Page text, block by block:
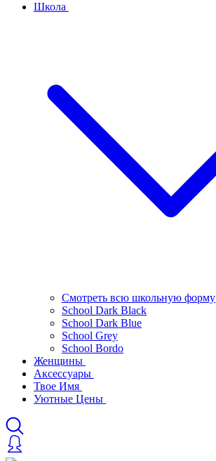
Школа
Смотреть всю школьную форму
School Dark Black
School Dark Blue
School Grey
School Bordo
Женщины
Аксессуары
Твое Имя
Уютные Цены